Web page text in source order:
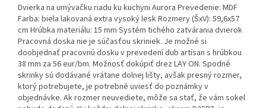
Dvierka na umývačku riadu ku kuchyni Aurora Prevedenie: MDF
Farba: biela lakovaná extra vysoký lesk Rozmery (ŠxV): 59,6x57
cm Hrúbka materiálu: 15 mm Systém tichého zatvárania dvierok
Pracovná doska nie je súčasťou skriniek. Je možné si
doobjednať pracovnú dosku v prevedení dub artisan s hrúbkou
38 mm za 56 eur/bm. Možnosť dokúpiť drez LAY ON. Spodné
skrinky sú dodávané vrátane dolnej lišty, avšak presný rozmer,
ktorý potrebujete, je potrebné uviesť do poznámky v
objednávke. Ak rozmer neuvediete, môže sa stať, že vám sokel